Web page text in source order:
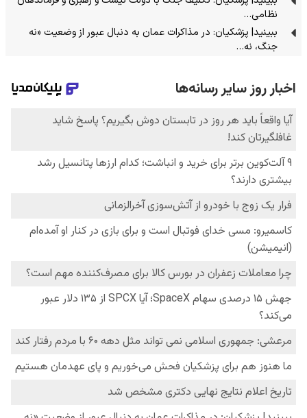
نظامی…
ببینید| پزشکیان: در مذاکرات عمان به دنبال عبور از وضعیت «نه
جنگ، نه…